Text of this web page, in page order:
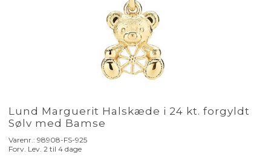
Lund Marguerit Halskæde i 24 kt. forgyldt
Sølv med Bamse
Varenr.:98908-FS-925
Forv. Lev. 2 til 4 dage